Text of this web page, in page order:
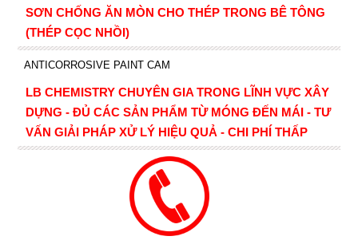
SƠN CHỐNG ĂN MÒN CHO THÉP TRONG BÊ TÔNG
(THÉP CỌC NHỒI)
ANTICORROSIVE PAINT CAM
LB CHEMISTRY CHUYÊN GIA TRONG LĨNH VỰC XÂY
DỰNG - ĐỦ CÁC SẢN PHẨM TỪ MÓNG ĐẾN MÁI - TƯ
VẤN GIẢI PHÁP XỬ LÝ HIỆU QUẢ - CHI PHÍ THẤP